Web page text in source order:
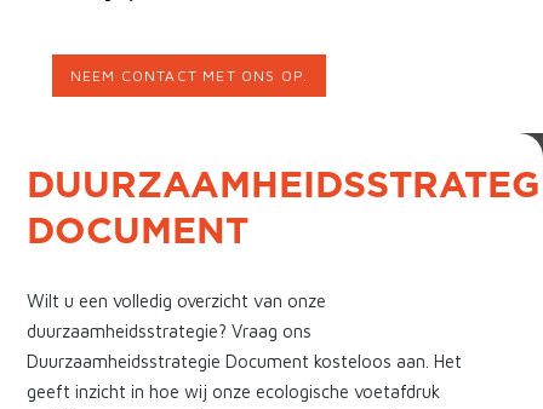
NEEM CONTACT MET ONS OP.
DOCUMENT
Wilt u een volledig overzicht van onze
duurzaamheidsstrategie? Vraag ons
Duurzaamheidsstrategie Document kosteloos aan. Het
geeft inzicht in hoe wij onze ecologische voetafdruk